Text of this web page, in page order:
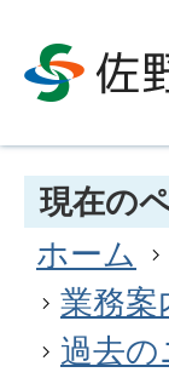
現在の
ホーム
業務案
過去